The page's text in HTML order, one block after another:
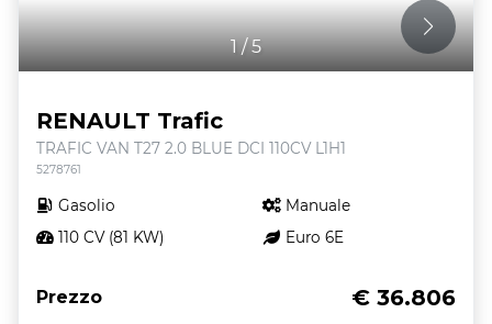
1/5
RENAULT Trafic
TRAFIC VAN T27 2.0 BLUE DCI 110CV L1H1
5278761
Gasolio
Manuale
110 CV (81 KW)
Euro 6E
Prezzo € 36.806